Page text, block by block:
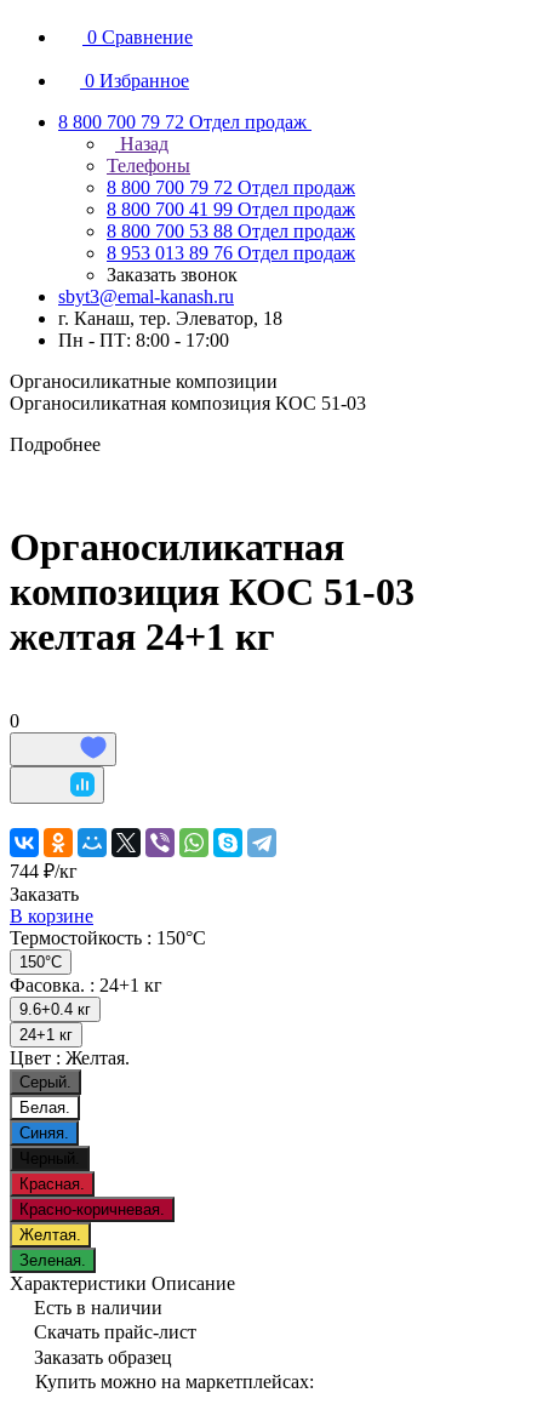
0 Сравнение
0 Избранное
8 800 700 79 72 Отдел продаж
Назад
Телефоны
8 800 700 79 72 Отдел продаж
8 800 700 41 99 Отдел продаж
8 800 700 53 88 Отдел продаж
8 953 013 89 76 Отдел продаж
Заказать звонок
sbyt3@emal-kanash.ru
г. Канаш, тер. Элеватор, 18
Пн - ПТ: 8:00 - 17:00
Органосиликатные композиции
Органосиликатная композиция КОС 51-03
Подробнее
Органосиликатная
композиция КОС 51-03
желтая 24+1 кг
0
744 ₽/кг
Заказать
В корзине
Термостойкость : 150°C
150°C
Фасовка. : 24+1 кг
9.6+0.4 кг
24+1 кг
Цвет : Желтая.
Серый.
Белая.
Синяя.
Черный.
Красная.
Красно-коричневая.
Желтая.
Зеленая.
Характеристики Описание
Есть в наличии
Скачать прайс-лист
Заказать образец
Купить можно на маркетплейсах: